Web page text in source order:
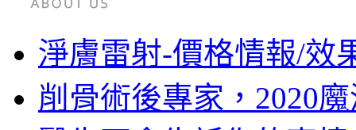
淨膚雷射-價格情報/效
削骨術後專家，2020